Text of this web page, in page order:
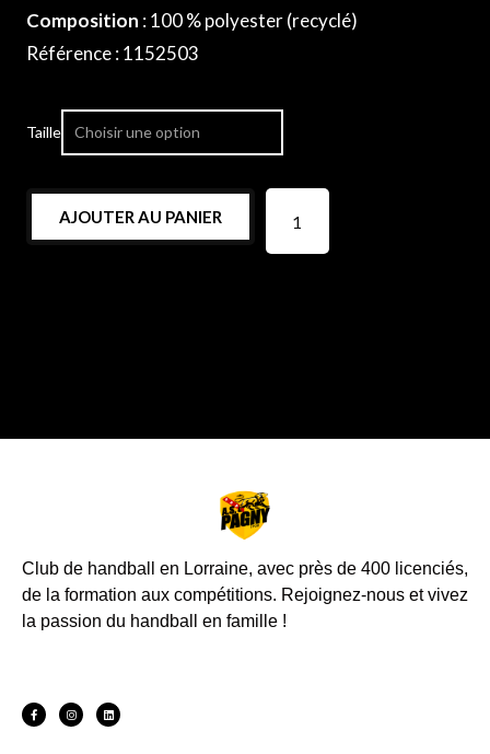
Composition : 100 % polyester (recyclé)
Référence : 1152503
Taille
AJOUTER AU PANIER
Club de handball en Lorraine, avec près de 400 licenciés,
de la formation aux compétitions. Rejoignez-nous et vivez
la passion du handball en famille !